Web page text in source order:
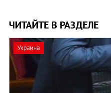
ЧИТАЙТЕ В РАЗДЕЛЕ
Украина